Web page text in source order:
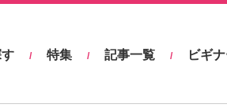
/ 特集 / 記事一覧 / ビギ